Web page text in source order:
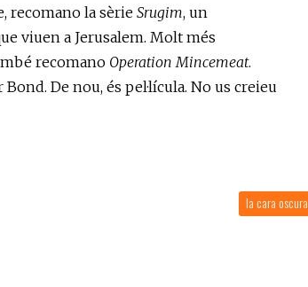
recomano la sèrie Srugim, un
viuen a Jerusalem. Molt més
recomano Operation Mincemeat.
De nou, és pel·lícula. No us creieu
la cara oscura